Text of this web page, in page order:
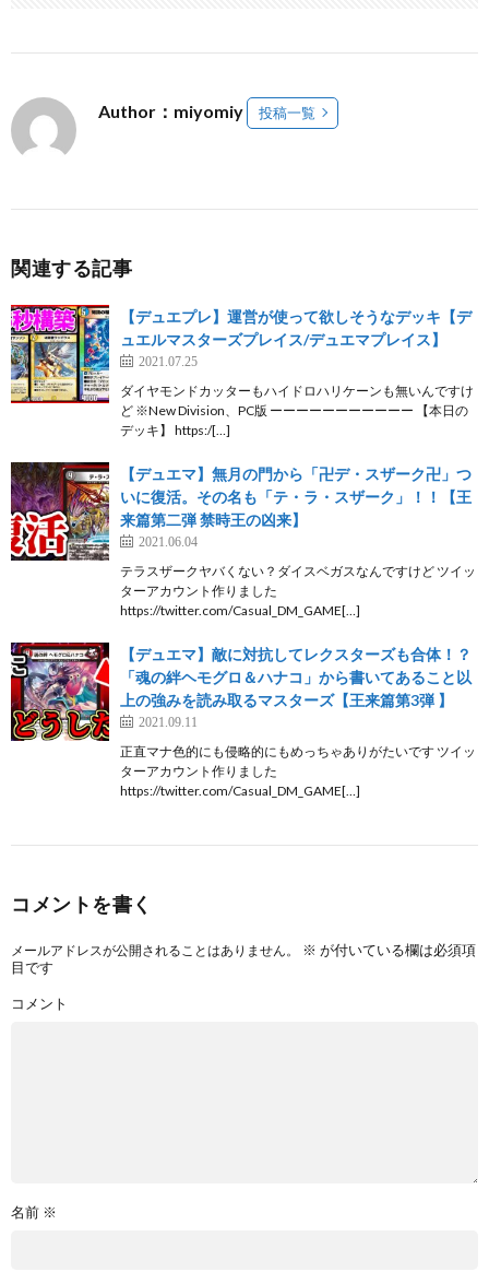
Author：miyomiy 投稿一覧
関連する記事
【デュエプレ】運営が使って欲しそうなデッキ【デ
ュエルマスターズプレイス/デュエマプレイス】
2021.07.25
ダイヤモンドカッターもハイドロハリケーンも無いんですけ
ど ※New Division、PC版 ーーーーーーーーーーー 【本日の
デッキ】 https:/[…]
【デュエマ】無月の門から「卍デ・スザーク卍」つ
いに復活。その名も「テ・ラ・スザーク」！！【王
来篇第二弾 禁時王の凶来】
2021.06.04
テラスザークヤバくない？ダイスベガスなんですけど ツイッ
ターアカウント作りました
https://twitter.com/Casual_DM_GAME[…]
【デュエマ】敵に対抗してレクスターズも合体！？
「魂の絆ヘモグロ＆ハナコ」から書いてあること以
上の強みを読み取るマスターズ【王来篇第3弾 】
2021.09.11
正直マナ色的にも侵略的にもめっちゃありがたいです ツイッ
ターアカウント作りました
https://twitter.com/Casual_DM_GAME[…]
コメントを書く
メールアドレスが公開されることはありません。 ※ が付いている欄は必須項
目です
コメント
名前 ※